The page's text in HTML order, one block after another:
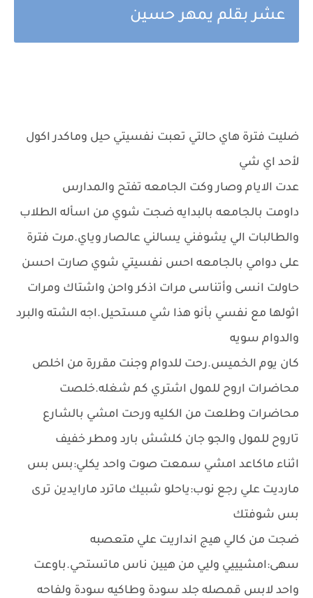
عشر بقلم يمهر حسين
ضليت فترة هاي حالتي تعبت نفسيتي حيل وماكدر اكول
لأحد اي شي
عدت الايام وصار وكت الجامعه تفتح والمدارس
داومت بالجامعه بالبدايه ضجت شوي من اسأله الطلاب
والطالبات الي يشوفني يسالني عالصار وياي.مرت فترة
على دوامي بالجامعه احس نفسيتي شوي صارت احسن
حاولت انسى وأتناسى مرات اذكر واحن واشتاك ومرات
اثولها مع نفسي بأنو هذا شي مستحيل.اجه الشته والبرد
والدوام سويه
كان يوم الخميس.رحت للدوام وجنت مقررة من اخلص
محاضرات اروح للمول اشتري كم شغله.خلصت
محاضرات وطلعت من الكليه ورحت امشي بالشارع
تاروح للمول والجو جان كلشش بارد ومطر خفيف
اثناء ماكاعد امشي سمعت صوت واحد يكلي:بس بس
مارديت علي رجع نوب:ياحلو شبيك ماترد مارايدين ترى
بس شوفتك
ضجت من كالي هيج انداريت علي متعصبه
سهى:امشيييي وليي من هيين ناس ماتستحي.باوعت
واحد لابس قمصله جلد سودة وطاكيه سودة ولفاحه